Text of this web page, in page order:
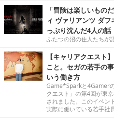
「冒険は楽しいもの
ィ ヴァリアンツ ダ
っぷり沈んだ4人の話
ふたつの沼の住人たちが
【キャリアクエスト
こと。セガの若手の
いう働き方
Game*Sparkと4Gamer
クエスト」の第4回が東
されました。このイベン
実際に働いている若手社